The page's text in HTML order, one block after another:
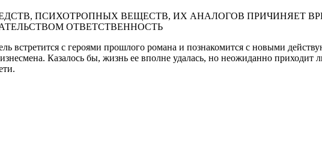
ПСИХОТРОПНЫХ ВЕЩЕСТВ, ИХ АНАЛОГОВ ПРИЧИНЯЕТ
ОТВЕТСТВЕННОСТЬ
встретится с героями прошлого романа и познакомится с новыми
Казалось бы, жизнь ее вполне удалась, но неожиданно приходит